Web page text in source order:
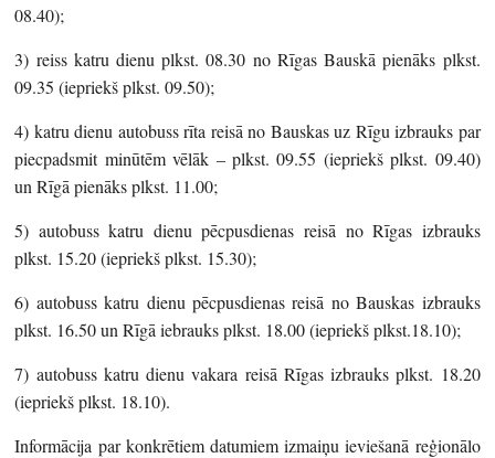
08.40);
3) reiss katru dienu plkst. 08.30 no Rīgas Bauskā pienāks plkst.
09.35 (iepriekš plkst. 09.50);
4) katru dienu autobuss rīta reisā no Bauskas uz Rīgu izbrauks par
piecpadsmit minūtēm vēlāk – plkst. 09.55 (iepriekš plkst. 09.40)
un Rīgā pienāks plkst. 11.00;
5) autobuss katru dienu pēcpusdienas reisā no Rīgas izbrauks
plkst. 15.20 (iepriekš plkst. 15.30);
6) autobuss katru dienu pēcpusdienas reisā no Bauskas izbrauks
plkst. 16.50 un Rīgā iebrauks plkst. 18.00 (iepriekš plkst.18.10);
7) autobuss katru dienu vakara reisā Rīgas izbrauks plkst. 18.20
(iepriekš plkst. 18.10).
Informācija par konkrētiem datumiem izmaiņu ieviešanā reģionālo